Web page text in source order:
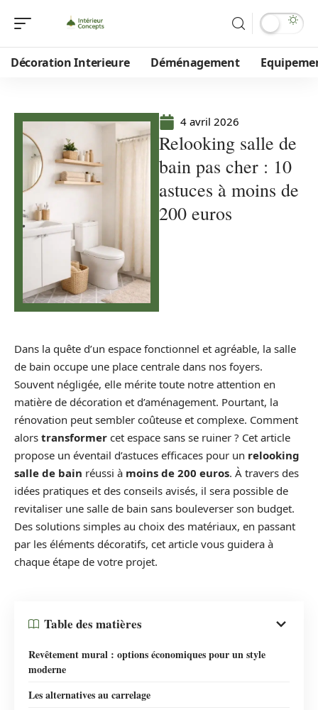
Décoration Interieure Déménagement
4 avril 2026
Relooking salle de
bain pas cher : 10
astuces à moins de
200 euros
Dans la quête d’un espace fonctionnel et agréable, la salle
de bain occupe une place centrale dans nos foyers.
Souvent négligée, elle mérite toute notre attention en
matière de décoration et d’aménagement. Pourtant, la
rénovation peut sembler coûteuse et complexe. Comment
alors transformer cet espace sans se ruiner ? Cet article
propose un éventail d’astuces efficaces pour un relooking
salle de bain réussi à moins de 200 euros. À travers des
idées pratiques et des conseils avisés, il sera possible de
revitaliser une salle de bain sans bouleverser son budget.
Des solutions simples au choix des matériaux, en passant
par les éléments décoratifs, cet article vous guidera à
chaque étape de votre projet.
Table des matières
Revêtement mural : options économiques pour un style
moderne
Les alternatives au carrelage